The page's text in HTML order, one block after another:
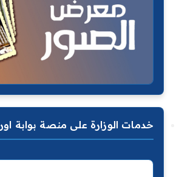
خدمات الوزارة على منصة بوابة اور